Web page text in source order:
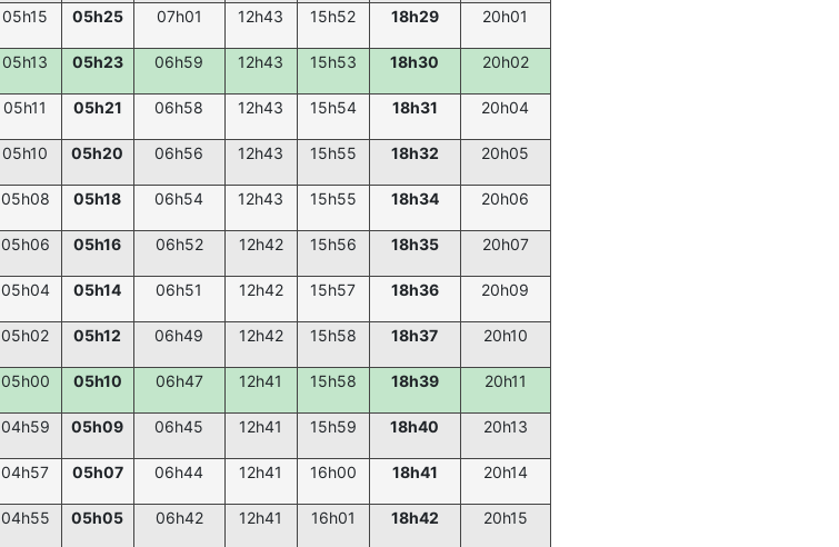
05h15 05h25 07h01 12h43 15h52 18h29 20h01
05h13 05h23 06h59 12h43 15h53 18h30 20h02
05h11 05h21 06h58 12h43 15h54 18h31 20h04
05h10 05h20 06h56 12h43 15h55 18h32 20h05
05h08 05h18 06h54 12h43 15h55 18h34 20h06
05h06 05h16 06h52 12h42 15h56 18h35 20h07
05h04 05h14 06h51 12h42 15h57 18h36 20h09
05h02 05h12 06h49 12h42 15h58 18h37 20h10
05h00 05h10 06h47 12h41 15h58 18h39 20h11
04h59 05h09 06h45 12h41 15h59 18h40 20h13
04h57 05h07 06h44 12h41 16h00 18h41 20h14
04h55 05h05 06h42 12h41 16h01 18h42 20h15